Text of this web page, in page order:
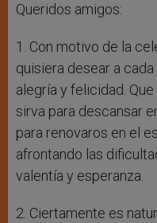
Queridos amigos:
1. Con motivo de la
quisiera desear a
alegría y felicidad.
sirva para descansar
para renovaros en el
afrontando las
valentía y esperanza.
2. Ciertamente es